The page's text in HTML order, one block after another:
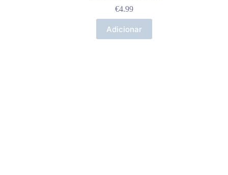
€4.99
Adicionar